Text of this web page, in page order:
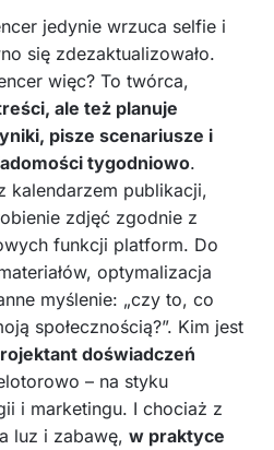
jedynie wrzuca selfie i
się zdezaktualizowało.
więc? To twórca,
ale też planuje
pisze scenariusze i
tygodniowo.
kalendarzem publikacji,
zdjęć zgodnie z
funkcji platform. Do
optymalizacja
myślenie: „czy to, co
społecznością?”. Kim jest
doświadczeń
– na styku
i marketingu. I chociaż z
luz i zabawę, w praktyce